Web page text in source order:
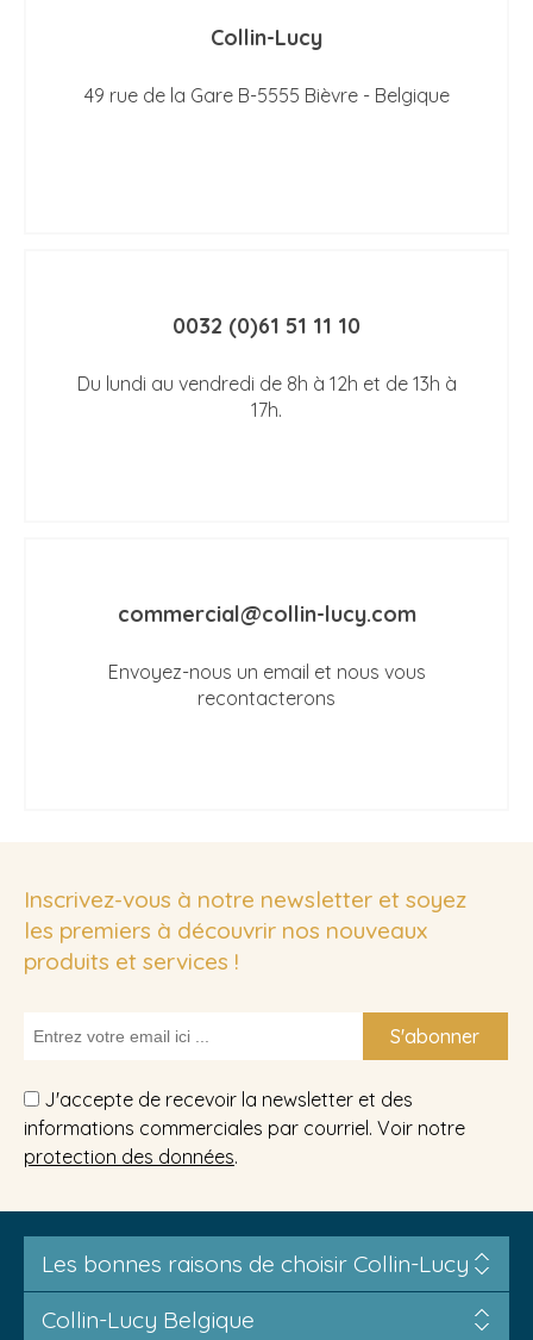
Collin-Lucy
49 rue de la Gare B-5555 Bièvre - Belgique
0032 (0)61 51 11 10
Du lundi au vendredi de 8h à 12h et de 13h à
17h.
commercial@collin-lucy.com
Envoyez-nous un email et nous vous
recontacterons
Inscrivez-vous à notre newsletter et soyez
les premiers à découvrir nos nouveaux
produits et services !
S'abonner
J'accepte de recevoir la newsletter et des
informations commerciales par courriel. Voir notre
protection des données.
Les bonnes raisons de choisir Collin-Lucy
Collin-Lucy Belgique